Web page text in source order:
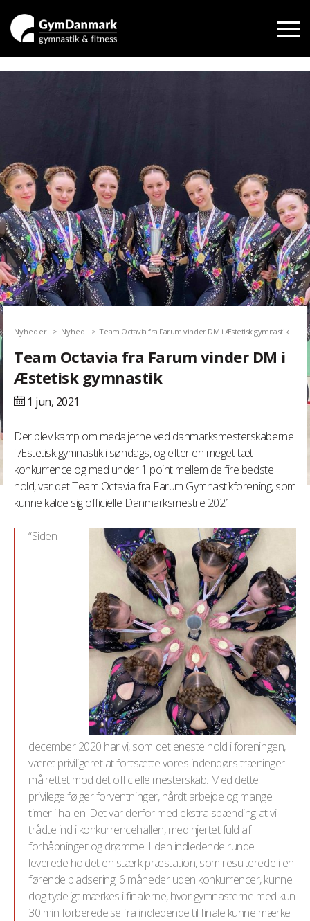
Nyheder Nyhed Team Octavia fra Farum vinder DM i Æstetisk gymnastik
Team Octavia fra Farum vinder DM i
Æstetisk gymnastik
1 jun, 2021
Der blev kamp om medaljerne ved danmarksmesterskaberne
i Æstetisk gymnastik i søndags, og efter en meget tæt
konkurrence og med under 1 point mellem de fire bedste
hold, var det Team Octavia fra Farum Gymnastikforening, som
kunne kalde sig officielle Danmarksmestre 2021.
“Siden
december 2020 har vi, som det eneste hold i foreningen,
været priviligeret at fortsætte vores indendørs træninger
målrettet mod det officielle mesterskab. Med dette
privilege følger forventninger, hårdt arbejde og mange
timer i hallen. Det var derfor med ekstra spænding at vi
trådte ind i konkurrencehallen, med hjertet fuld af
forhåbninger og drømme. I den indledende runde
leverede holdet en stærk præstation, som resulterede i en
førende pladsering. 6 måneder uden konkurrencer, kunne
dog tydeligt mærkes i finalerne, hvor gymnasterne med kun
30 min forberedelse fra indledende til finale kunne mærke